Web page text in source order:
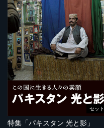
セット
特集「パキスタン 光と影」